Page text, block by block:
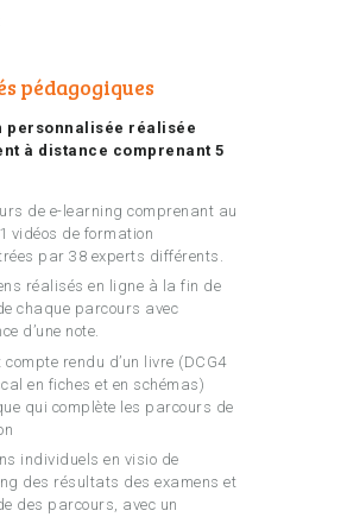
pédagogiques
personnalisée réalisée
à distance comprenant 5
de e-learning comprenant au
vidéos de formation
par 38 experts différents.
réalisés en ligne à la fin de
chaque parcours avec
d’une note.
compte rendu d’un livre (DCG4
en fiches et en schémas)
qui complète les parcours de
individuels en visio de
des résultats des examens et
des parcours, avec un